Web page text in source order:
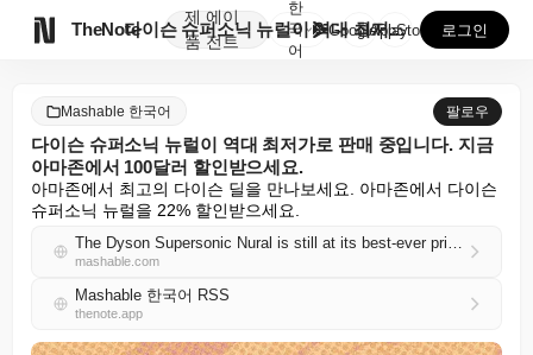
TheNote
제
품
에이
전트
다이슨 슈퍼소닉 뉴럴이 역대 최저가로 판매 중입니다. ...
한
국
어
GooglePlay
AppStore 로그인
Mashable 한국어 팔로우
다이슨 슈퍼소닉 뉴럴이 역대 최저가로 판매 중입니다. 지금
아마존에서 100달러 할인받으세요.
아마존에서 최고의 다이슨 딜을 만나보세요. 아마존에서 다이슨
슈퍼소닉 뉴럴을 22% 할인받으세요.
The Dyson Supersonic Nural is still at its best-ever price — save $100 right now at Amazon
mashable.com
Mashable 한국어 RSS
thenote.app